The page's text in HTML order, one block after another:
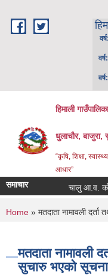
हिमाली
धुलाचौर,
“कृषि, शिक्षा,
आधार”
समाचार चालु आ.व. को
You are here
Home » मतदाता नामावली
मतदाता नामावली
सुचारु भएको